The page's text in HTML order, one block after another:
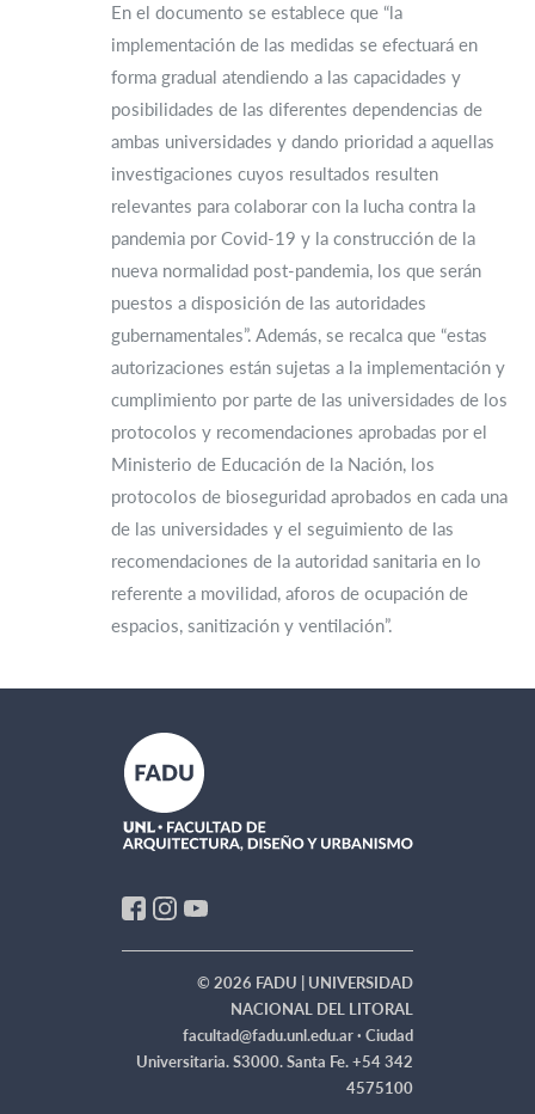
En el documento se establece que “la
implementación de las medidas se efectuará en
forma gradual atendiendo a las capacidades y
posibilidades de las diferentes dependencias de
ambas universidades y dando prioridad a aquellas
investigaciones cuyos resultados resulten
relevantes para colaborar con la lucha contra la
pandemia por Covid-19 y la construcción de la
nueva normalidad post-pandemia, los que serán
puestos a disposición de las autoridades
gubernamentales”. Además, se recalca que “estas
autorizaciones están sujetas a la implementación y
cumplimiento por parte de las universidades de los
protocolos y recomendaciones aprobadas por el
Ministerio de Educación de la Nación, los
protocolos de bioseguridad aprobados en cada una
de las universidades y el seguimiento de las
recomendaciones de la autoridad sanitaria en lo
referente a movilidad, aforos de ocupación de
espacios, sanitización y ventilación”.
© 2026 FADU | UNIVERSIDAD
NACIONAL DEL LITORAL
facultad@fadu.unl.edu.ar ·Ciudad
Universitaria. S3000. Santa Fe. +54 342
4575100